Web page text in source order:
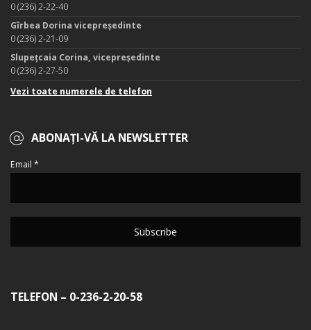
0 (236) 2-22-40
Gîrbea Dorina vicepreședinte
0 (236) 2-21-09
Slupețcaia Corina, vicepreședinte
0 (236) 2-27-50
Vezi toate numerele de telefon
ABONAȚI-VĂ LA NEWSLETTER
Email *
TELEFON – 0-236-2-20-58